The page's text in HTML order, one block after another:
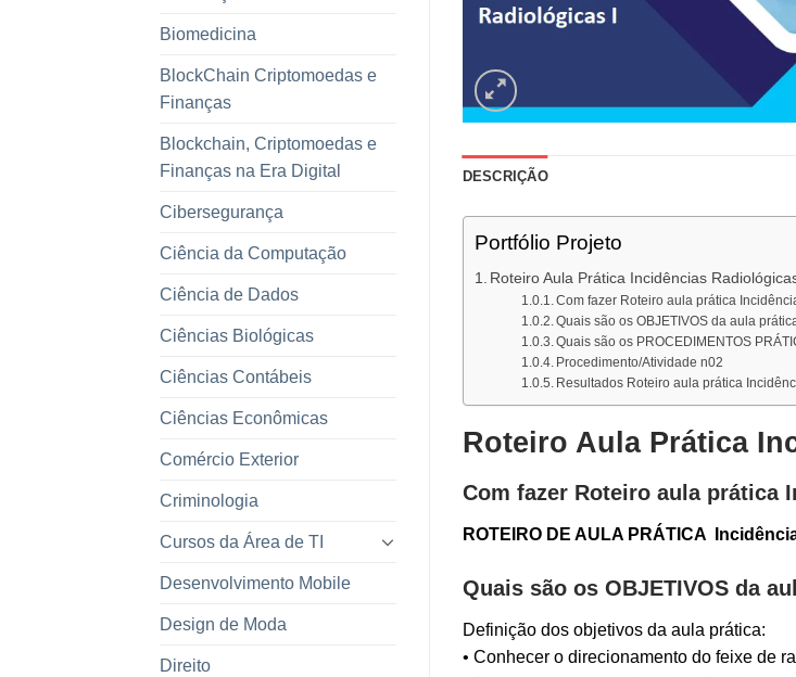
Biomedicina
BlockChain Criptomoedas e
Finanças
Blockchain, Criptomoedas e
Finanças na Era Digital
Cibersegurança
Ciência da Computação
Ciência de Dados
Ciências Biológicas
Ciências Contábeis
Ciências Econômicas
Comércio Exterior
Criminologia
Cursos da Área de TI
Desenvolvimento Mobile
Design de Moda
Direito
DESCRIÇÃO
Portfólio Projeto
Roteiro Aula Prática Incidências
Com fazer Roteiro aula prática
Quais são os OBJETIVOS da aula
Quais são os PROCEDIMENTOS
Procedimento/Atividade n02
Resultados Roteiro aula prática
Roteiro Aula Prática
Com fazer Roteiro aula prática
ROTEIRO DE AULA PRÁTICA
Quais são os OBJETIVOS da
Definição dos objetivos da aula prática:
• Conhecer o direcionamento do feixe de